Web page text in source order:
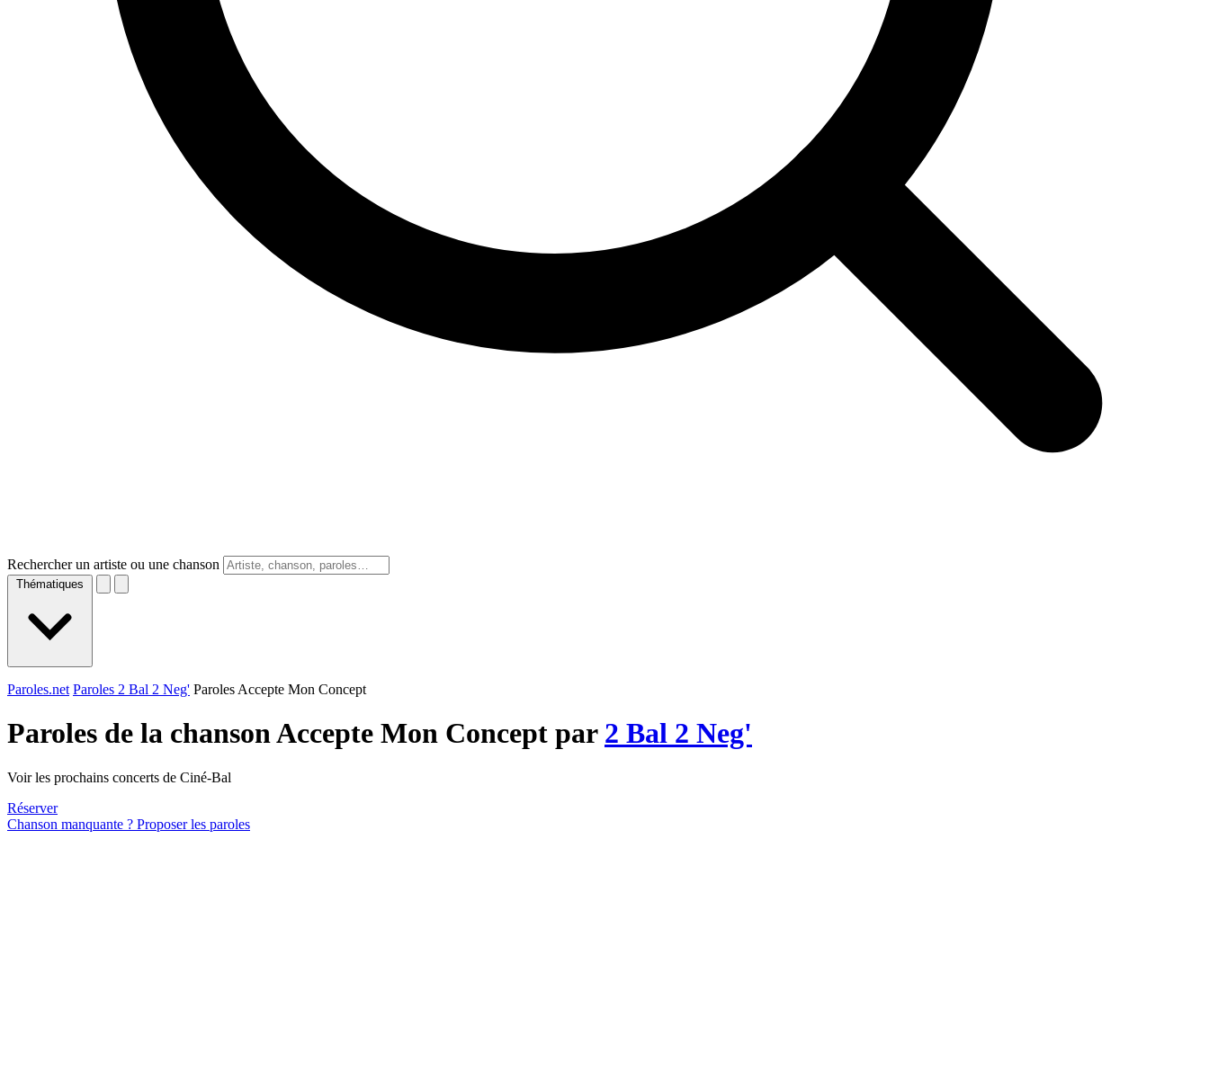
Rechercher un artiste ou une chanson
Thématiques
Paroles.net Paroles 2 Bal 2 Neg' Paroles Accepte Mon Concept
Paroles de la chanson Accepte Mon Concept par 2 Bal 2 Neg'
Voir les prochains concerts de Ciné-Bal
Réserver
Chanson manquante ? Proposer les paroles